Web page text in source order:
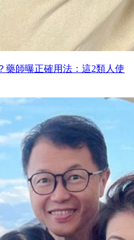
藥師曝正確用法：這2類人使